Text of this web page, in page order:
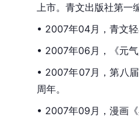
上市。青文出版社第
• 2007年04月，青文
• 2007年06月，《元
• 2007年07月，第八
周年。
• 2007年09月，漫画